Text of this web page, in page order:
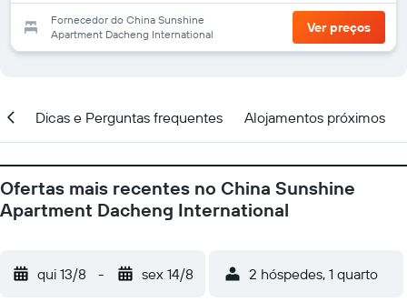
Fornecedor do China Sunshine
Apartment Dacheng International
Ver preços
Dicas e Perguntas frequentes Alojamentos próximos
Ofertas mais recentes no China Sunshine
Apartment Dacheng International
qui 13/8 - sex 14/8 2 hóspedes, 1 quarto